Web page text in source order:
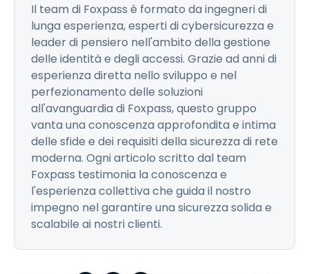
Il team di Foxpass è formato da ingegneri di
lunga esperienza, esperti di cybersicurezza e
leader di pensiero nell'ambito della gestione
delle identità e degli accessi. Grazie ad anni di
esperienza diretta nello sviluppo e nel
perfezionamento delle soluzioni
all'avanguardia di Foxpass, questo gruppo
vanta una conoscenza approfondita e intima
delle sfide e dei requisiti della sicurezza di rete
moderna. Ogni articolo scritto dal team
Foxpass testimonia la conoscenza e
l'esperienza collettiva che guida il nostro
impegno nel garantire una sicurezza solida e
scalabile ai nostri clienti.